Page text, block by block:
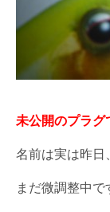
未公開のプラグ
名前は実は昨日
まだ微調整中で